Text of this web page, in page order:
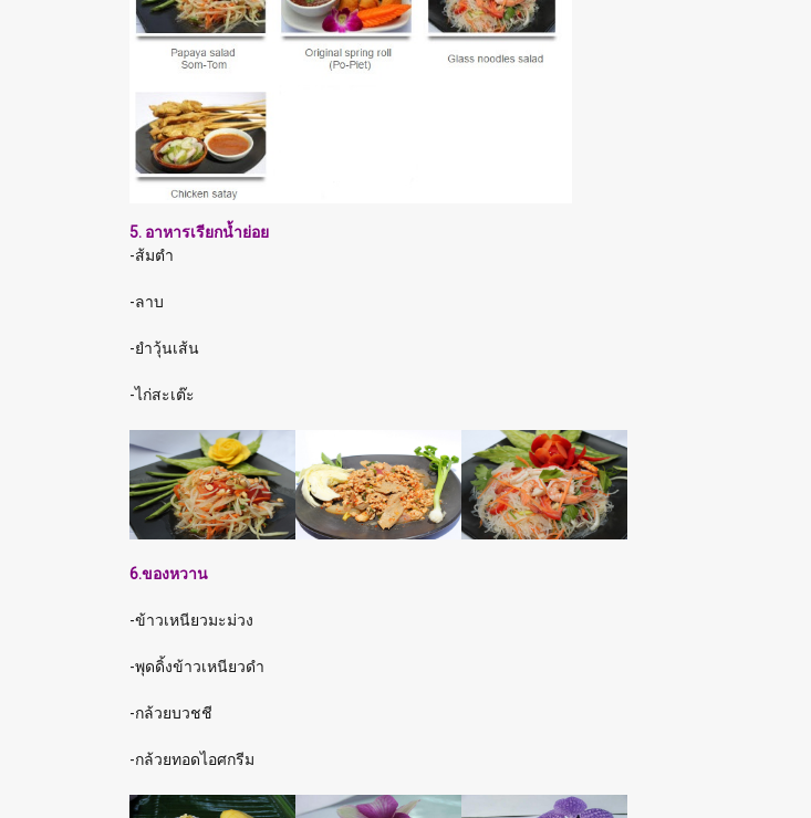
5. อาหารเรียกน้ำย่อย
-ส้มตำ
-ลาบ
-ยำวุ้นเส้น
-ไก่สะเต๊ะ
6.ของหวาน
-ข้าวเหนียวมะม่วง
-พุดดิ้งข้าวเหนียวดำ
-กล้วยบวชชี
-กล้วยทอดไอศกรีม